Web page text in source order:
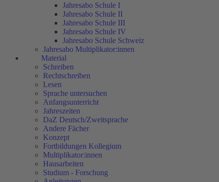
Jahresabo Schule I
Jahresabo Schule II
Jahresabo Schule III
Jahresabo Schule IV
Jahresabo Schule Schweiz
Jahresabo Multiplikator:innen
Material
Schreiben
Rechtschreiben
Lesen
Sprache untersuchen
Anfangsunterricht
Jahreszeiten
DaZ Deutsch/Zweitsprache
Andere Fächer
Konzept
Fortbildungen Kollegium
Multiplikator:innen
Hausarbeiten
Studium - Forschung